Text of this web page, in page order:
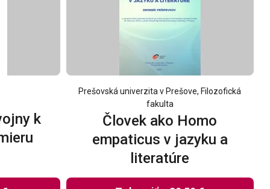
k
Prešovská univerzita v Prešove, Filozofická
fakulta
Človek ako Homo
empaticus v jazyku a
literatúre